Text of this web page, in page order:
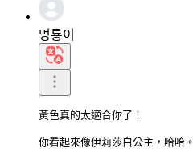
멍룡이
黃色真的太適合你了！
你看起來像伊莉莎白公主，哈哈。